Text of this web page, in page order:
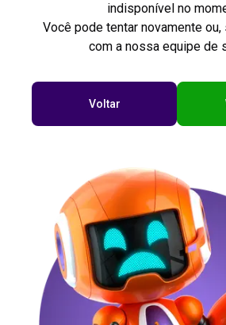
indisponível no
Você pode tentar novamente
com a nossa equipe de
Voltar